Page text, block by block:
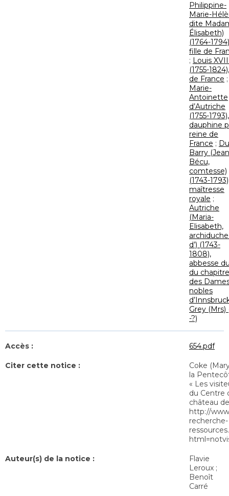
Philippine-
Marie-
dite
Élisabeth)
(1764-
fille de
; Louis
(1755-
de France ;
Marie-
Antoinette
d’Autriche
(1755-1793),
dauphine
reine de
France ; Du
Barry
Bécu,
comtesse)
(1743-
maîtresse
royale ;
Autriche
(Maria-
Elisabeth,
d’) (1743-
1808),
abbesse
du chapitre
des
nobles
Grey (Mrs)
-?)
Accès : 654.pdf
Citer cette notice :
Coke
la
« Les
du Centre
château
http://
recherche-
Auteur(s) de la notice :
Flavie
Leroux ;
Benoît
Carré